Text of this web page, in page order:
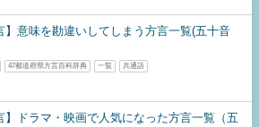
】意味を勘違いしてしまう方言一覧(五十音
47都道府県方言百科辞典 一覧 共通語
】ドラマ・映画で人気になった方言一覧（五